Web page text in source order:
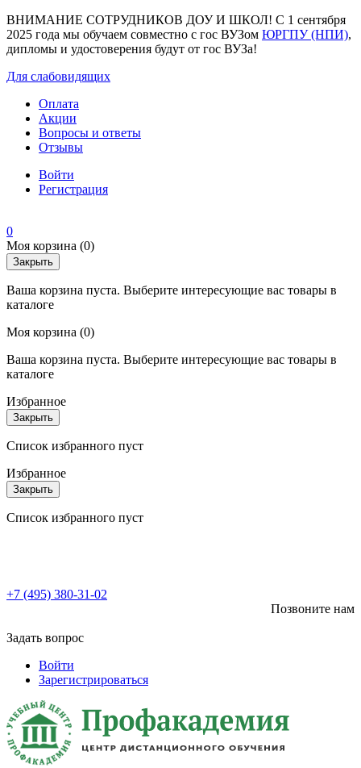
ВНИМАНИЕ СОТРУДНИКОВ ДОУ И ШКОЛ! С 1 сентября
2025 года мы обучаем совместно с гос ВУЗом ЮРГПУ (НПИ),
дипломы и удостоверения будут от гос ВУЗа!
Для слабовидящих
Оплата
Акции
Вопросы и ответы
Отзывы
Войти
Регистрация
0
Моя корзина (0)
Закрыть
Ваша корзина пуста. Выберите интересующие вас товары в
каталоге
Моя корзина (0)
Ваша корзина пуста. Выберите интересующие вас товары в
каталоге
Избранное
Закрыть
Список избранного пуст
Избранное
Закрыть
Список избранного пуст
+7 (495) 380-31-02
Позвоните нам
Задать вопрос
Войти
Зарегистрироваться